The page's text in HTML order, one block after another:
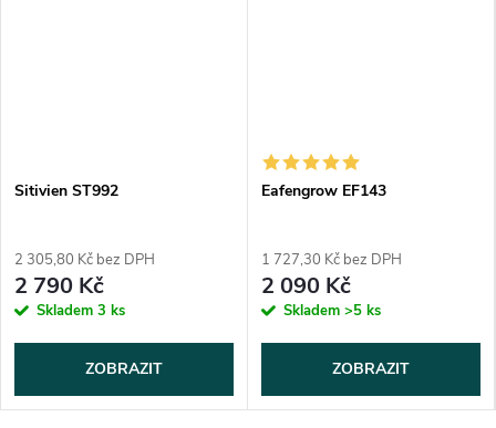
Sitivien ST992
2 305,80 Kč bez DPH
2 790 Kč
Skladem 3 ks
ZOBRAZIT
Eafengrow EF143
1 727,30 Kč bez DPH
2 090 Kč
Skladem >5 ks
ZOBRAZIT